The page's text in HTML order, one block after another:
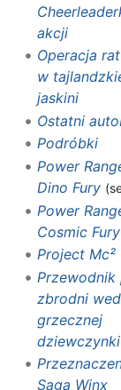
akcji
Operacja
w
jaskini
Ostatni
Podróbki
Power
Dino Fury
Power
Cosmic Fury
Project Mc²
Przewodnik
zbrodni
grzecznej
dziewczynki
Saga Winx